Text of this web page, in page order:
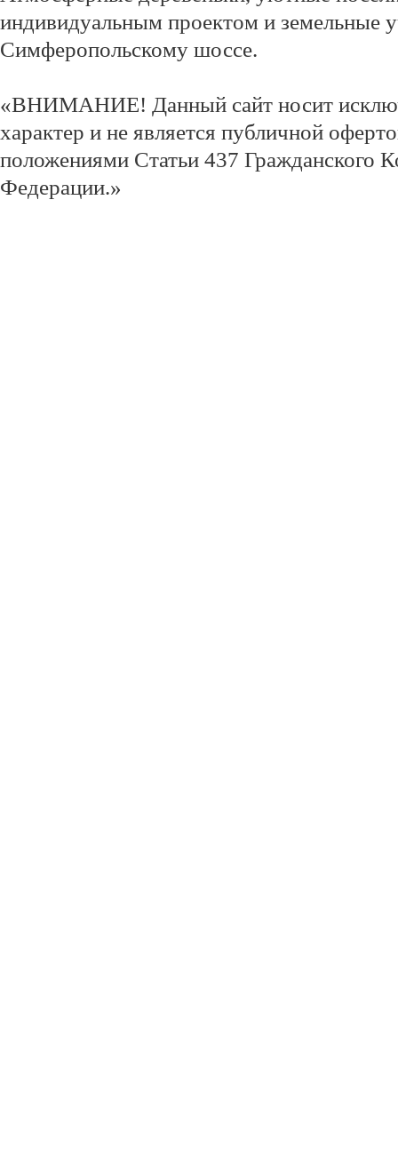
индивидуальным проектом и земельные
Симферопольскому шоссе.
«ВНИМАНИЕ! Данный сайт носит
характер и не является публичной
положениями Статьи 437 Гражданского
Федерации.»